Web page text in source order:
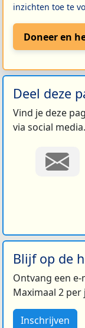
inzichten toe te
Doneer en
Deel deze
Vind je deze
via social media.
Blijf op de
Ontvang een
Maximaal 2
Inschrijven